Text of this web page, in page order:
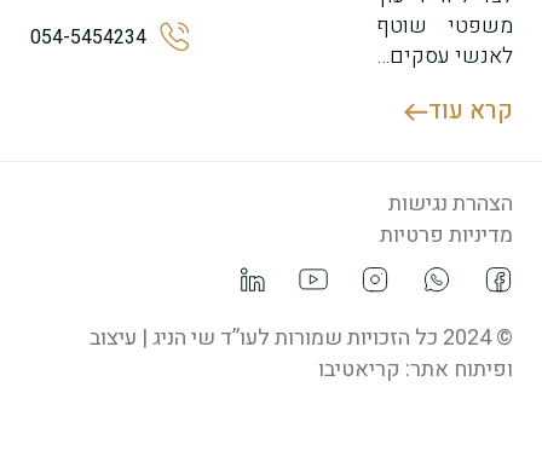
משפטי שוטף
לאנשי עסקים…
קרא עוד
054-5454234
הצהרת נגישות
מדיניות פרטיות
© 2024 כל הזכויות שמורות לעו”ד שי הניג | עיצוב
ופיתוח אתר: קריאטיבו